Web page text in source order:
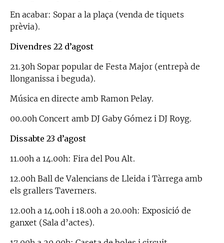
En acabar: Sopar a la plaça (venda de tiquets
prèvia).
Divendres 22 d’agost
21.30h Sopar popular de Festa Major (entrepà de
llonganissa i beguda).
Música en directe amb Ramon Pelay.
00.00h Concert amb DJ Gaby Gómez i DJ Royg.
Dissabte 23 d’agost
11.00h a 14.00h: Fira del Pou Alt.
12.00h Ball de Valencians de Lleida i Tàrrega amb
els grallers Taverners.
12.00h a 14.00h i 18.00h a 20.00h: Exposició de
ganxet (Sala d’actes).